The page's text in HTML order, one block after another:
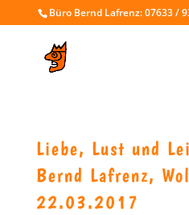
Büro Bernd Lafrenz: 07633 /
Liebe, Lust und
Bernd Lafrenz,
22.03.2017